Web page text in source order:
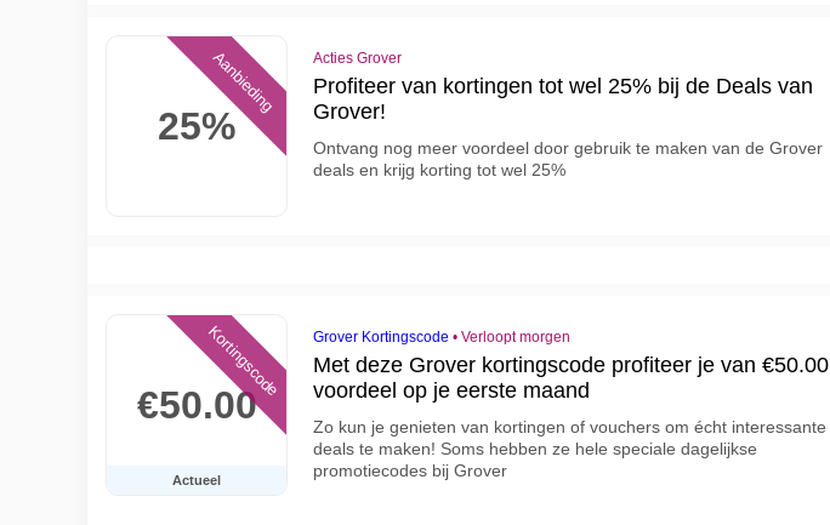
25%
Aanbieding Acties Grover
Profiteer van kortingen tot wel 25% bij de Deals van
Grover!
Ontvang nog meer voordeel door gebruik te maken van de Grover
deals en krijg korting tot wel 25%
€50.00
Actueel
Kortingscode Grover Kortingscode • Verloopt morgen
Met deze Grover kortingscode profiteer je van €50.00
voordeel op je eerste maand
Zo kun je genieten van kortingen of vouchers om écht interessante
deals te maken! Soms hebben ze hele speciale dagelijkse
promotiecodes bij Grover